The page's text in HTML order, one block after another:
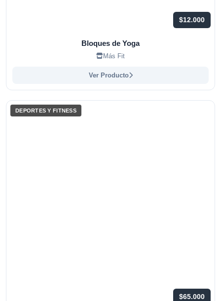
$12.000
Bloques de Yoga
Más Fit
Ver Producto
DEPORTES Y FITNESS
$65.000